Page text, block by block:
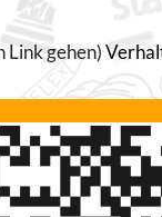
Link gehen)